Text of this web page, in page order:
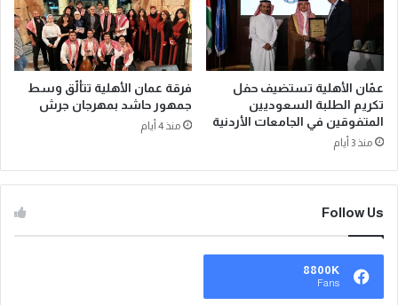
عمّان الأهلية تستضيف حفل
تكريم الطلبة السعوديين
المتفوقين في الجامعات الأردنية
منذ 3 أيام
فرقة عمان الأهلية تتألّق وسط
جمهور حاشد بمهرجان جرش
منذ 4 أيام
Follow Us
8800K
Fans